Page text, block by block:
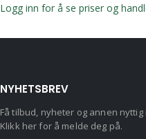
Logg inn for å se priser og
NYHETSBREV
Få tilbud, nyheter og annen
Klikk her for å melde deg på.